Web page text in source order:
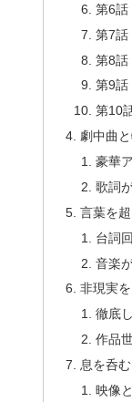
第6話
第7話
第8話
第9話
第10
劇中曲
豪華
歌詞
言葉を
台詞
音楽
非現実
徹底
作品
息を呑
映像